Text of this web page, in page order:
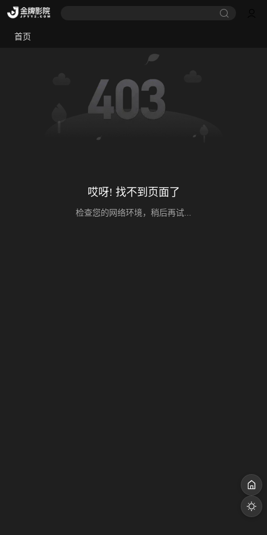
首页
哎呀! 找不到页面了
检查您的网络环境，稍后再试...